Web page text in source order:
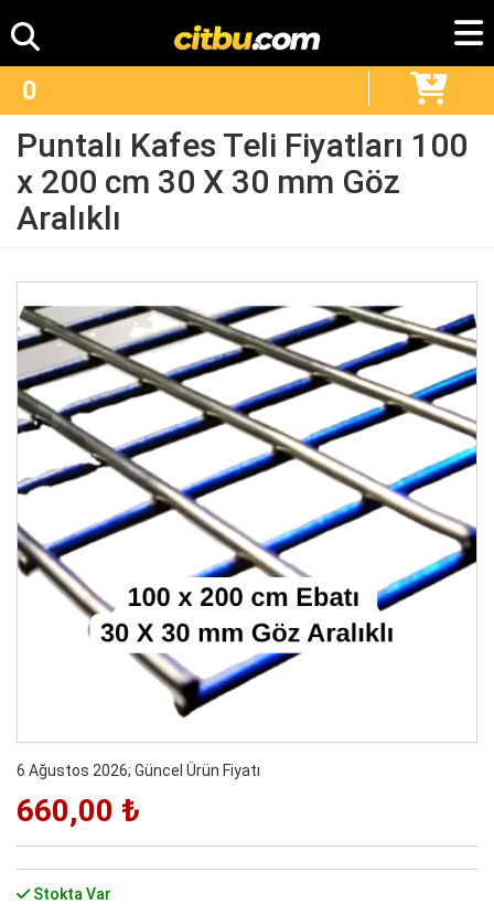
0
Puntalı Kafes Teli Fiyatları 100
x 200 cm 30 X 30 mm Göz
Aralıklı
6 Ağustos 2026; Güncel Ürün Fiyatı
660,00 ₺
Stokta Var